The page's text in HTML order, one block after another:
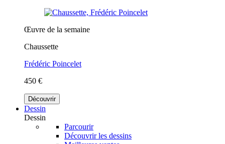
Œuvre de la semaine
Chaussette
Frédéric Poincelet
450 €
Découvrir
Dessin
Dessin
Parcourir
Découvrir les dessins